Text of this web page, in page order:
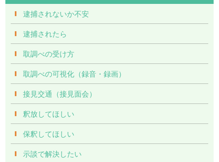
逮捕されないか不安
逮捕されたら
取調べの受け方
取調べの可視化（録音・録画）
接見交通（接見面会）
釈放してほしい
保釈してほしい
示談で解決したい